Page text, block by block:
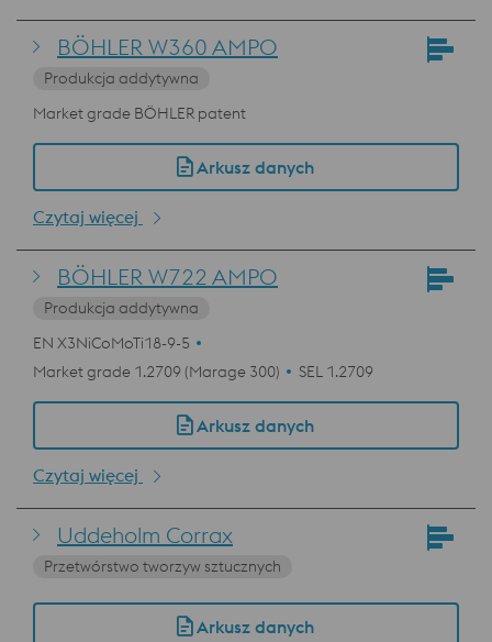
BÖHLER W360 AMPO
Produkcja addytywna
Market grade BÖHLER patent
Arkusz danych
Czytaj więcej
BÖHLER W722 AMPO
Produkcja addytywna
EN X3NiCoMoTi18-9-5
Market grade 1.2709 (Marage 300)
SEL 1.2709
Arkusz danych
Czytaj więcej
Uddeholm Corrax
Przetwórstwo tworzyw sztucznych
Arkusz danych